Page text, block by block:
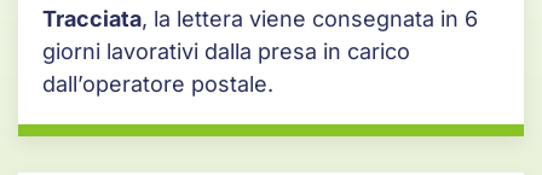
Tracciata, la lettera viene consegnata in 6
giorni lavorativi dalla presa in carico
dall’operatore postale.